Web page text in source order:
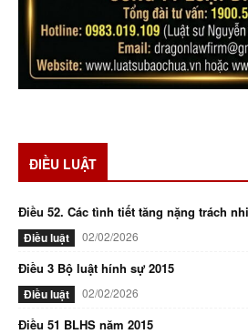
ĐIỀU LUẬT
Điều 52. Các tình tiết tăng nặng trách
Điều luật 02/02/2026
Điều 3 Bộ luật hính sự 2015
Điều luật 02/02/2026
Điều 51 BLHS năm 2015